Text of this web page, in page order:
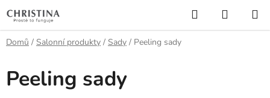
na
obsah
Hledat
KOŠÍK
Domů / Salonní produkty / Sady / Peeling sady
Peeling sady